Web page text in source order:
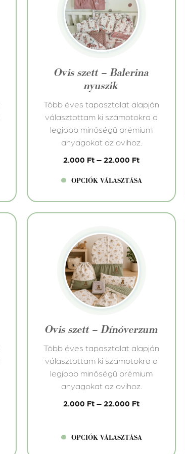
Ovis szett – Balerina
nyuszik
Több éves tapasztalat alapján
választottam ki számotokra a
legjobb minőségű prémium
anyagokat az ovihoz.
2.000 Ft – 22.000 Ft
OPCIÓK VÁLASZTÁSA
variációja
termékoldalon
választhatók
ki
Ovis szett – Dínóverzum
Több éves tapasztalat alapján
választottam ki számotokra a
legjobb minőségű prémium
anyagokat az ovihoz.
2.000 Ft – 22.000 Ft
OPCIÓK VÁLASZTÁSA
terméknek
variációja
a
termékoldalon
választhatók